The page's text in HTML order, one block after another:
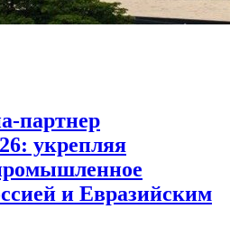
партнер
укрепляя
и Евразийским